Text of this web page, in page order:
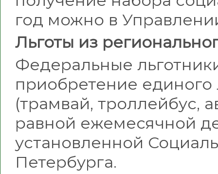
год можно в
Льготы из
Федеральные
приобретение единого
(трамвай, троллейбус,
равной ежемесячной
установленной
Петербурга.